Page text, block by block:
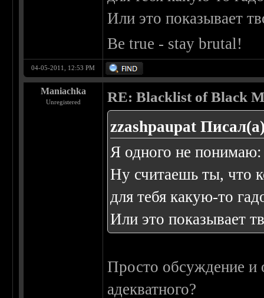
Или это показывает
Be true - stay brutal!
04-05-2011, 12:53 PM
Maniachka
Unregistered RE: Blacklist of Black
zzashpaupat
Я одного не понимаю:
Ну считаешь ты, что
для тебя какую-то
Или это показывает
Просто обсуждение и
адекватного?